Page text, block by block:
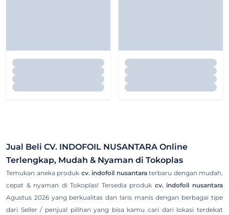
Jual Beli CV. INDOFOIL NUSANTARA Online
Terlengkap, Mudah & Nyaman di Tokoplas
Temukan aneka produk cv. indofoil nusantaraterbaru dengan mudah,
cepat & nyaman di Tokoplas! Tersedia produk cv. indofoil nusantara
Agustus 2026 yang berkualitas dan laris manis dengan berbagai tipe
dari Seller / penjual pilihan yang bisa kamu cari dari lokasi terdekat